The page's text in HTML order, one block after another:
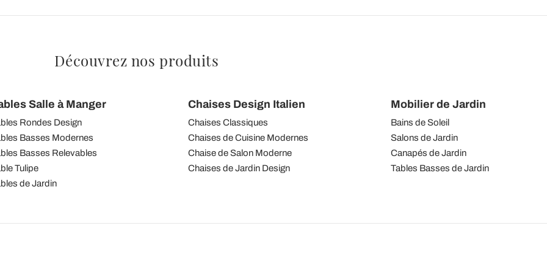
Découvrez nos produits
Salle à Manger
Rondes Design
Basses Modernes
Basses Relevables
Tulipe
de Jardin
Chaises Design Italien
Chaises Classiques
Chaises de Cuisine Modernes
Chaise de Salon Moderne
Chaises de Jardin Design
Mobilier de Jardin
Bains de Soleil
Salons de Jardin
Canapés de Jardin
Tables Basses de Jardin